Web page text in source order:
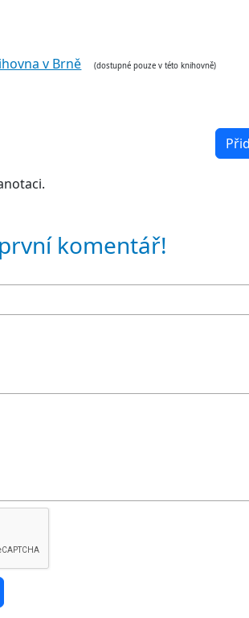
v Brně (dostupné pouze v této knihovně)
komentář!